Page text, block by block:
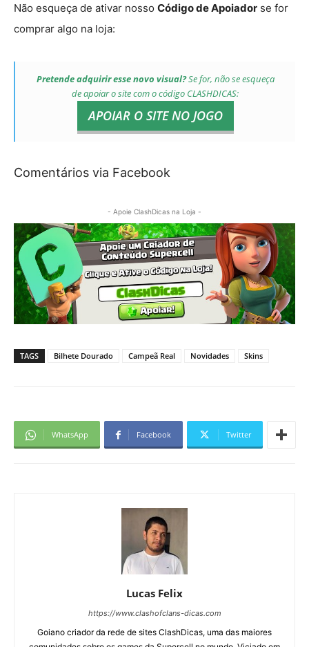
Não esqueça de ativar nosso Código de Apoiador se for
comprar algo na loja:
Pretende adquirir esse novo visual?Se for, não se esqueça
de apoiar o site com o código CLASHDICAS:
APOIAR O SITE NO JOGO
Comentários via Facebook
- Apoie ClashDicas na Loja -
TAGS Bilhete Dourado Campeã Real Novidades Skins
WhatsApp Facebook Twitter
Lucas Felix
https://www.clashofclans-dicas.com
Goiano criador da rede de sites ClashDicas, uma das maiores